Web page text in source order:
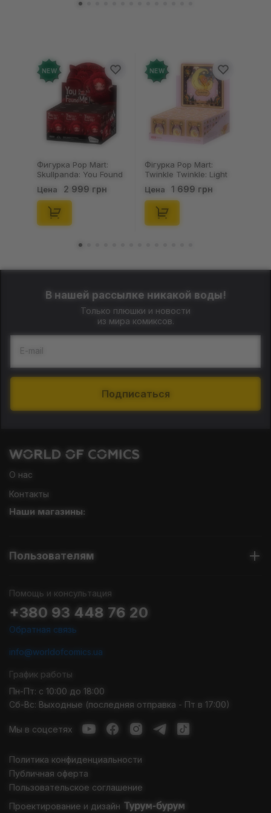
NEW
Фигурка Pop Mart:
Skullpanda: You Found
Me!: Plush Doll Pendant
Series (Blind Box: 1 з
10) (Secret Edition),
(29347)
Цена 2 999 грн
NEW
Фігурка Pop Mart:
Twinkle Twinkle: Light
Up: Scene Sets Series
(Blind Box: 1 з 10)
(Secret Edition),
(21372)
Цена 1 699 грн
В нашей рассылке никакой воды!
Только плюшки и новости
из мира комиксов.
E-mail
Подписаться
О нас
Контакты
Наши магазины:
Пользователям
Помощь и консультация
+380 93 448 76 20
Обратная связь
info@worldofcomics.ua
График работы
Пн-Пт: с 10:00 до 18:00
Сб-Вс: Выходные (последняя отправка - Пт в 17:00)
Мы в соцсетях
Политика конфиденциальности
Публичная оферта
Пользовательское соглашение
Проектирование и дизайн